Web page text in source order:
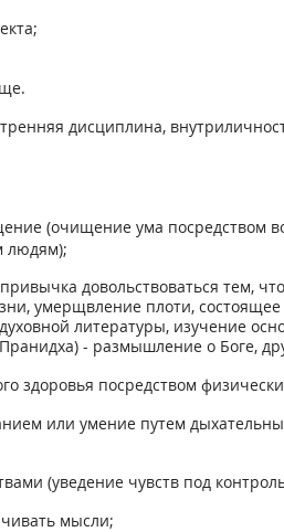
дисциплина,
(очищение ума посредством
людям);
довольствоваться тем,
умерщвление плоти,
литературы, изучение
- размышление о Боге,
здоровья посредством
или умение путем
(уведение чувств под
мысли;